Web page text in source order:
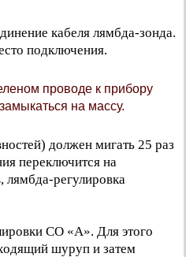
кабеля лямбда-зонда.
подключения.
проводе к прибору
на массу.
должен мигать 25 раз
переключится на
лямбда-регулировка
CO «А». Для этого
шуруп и затем